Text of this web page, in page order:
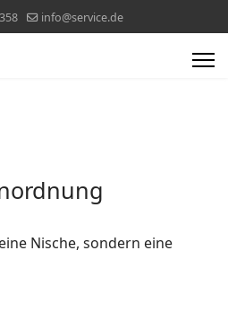
info@service.de
Nische, sondern eine